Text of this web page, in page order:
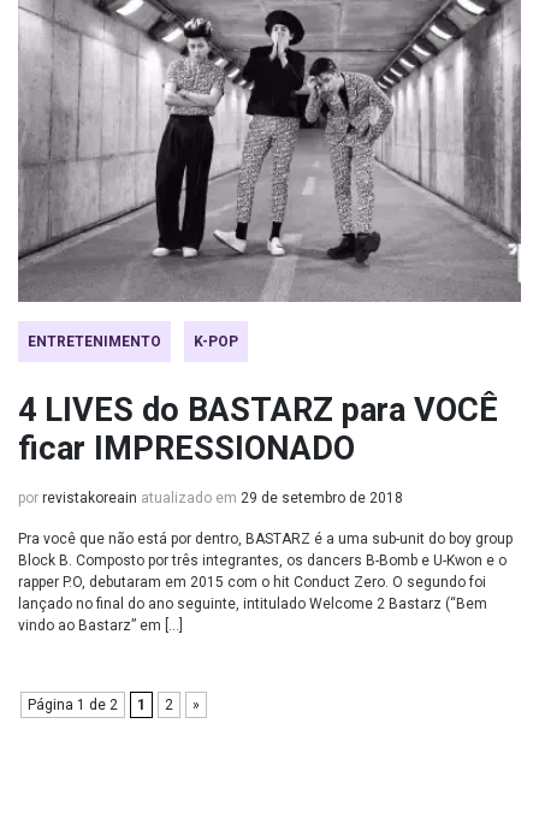
ENTRETENIMENTO K-POP
4 LIVES do BASTARZ para VOCÊ
ficar IMPRESSIONADO
por revistakoreain atualizado em 29 de setembro de 2018
Pra você que não está por dentro, BASTARZ é a uma sub-unit do boy group
Block B. Composto por três integrantes, os dancers B-Bomb e U-Kwon e o
rapper P.O, debutaram em 2015 com o hit Conduct Zero. O segundo foi
lançado no final do ano seguinte, intitulado Welcome 2 Bastarz (“Bem
vindo ao Bastarz” em […]
Página 1 de 2 1 2 »